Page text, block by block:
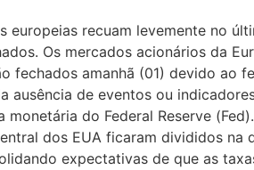
europeias recuam levemente no
Os mercados acionários da
fechados amanhã (01) devido ao
ausência de eventos ou
do Federal Reserve
dos EUA ficaram divididos na
expectativas de que as